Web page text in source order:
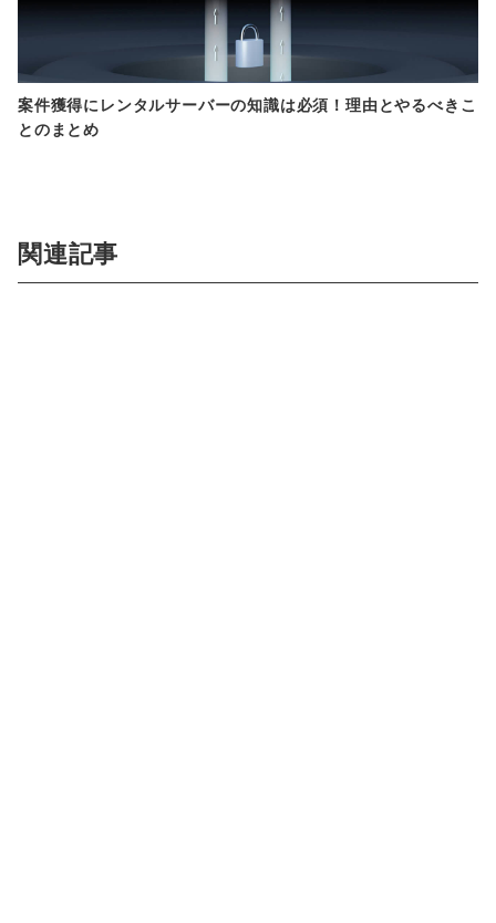
案件獲得にレンタルサーバーの知識は必須！理由とやるべきこ
とのまとめ
関連記事